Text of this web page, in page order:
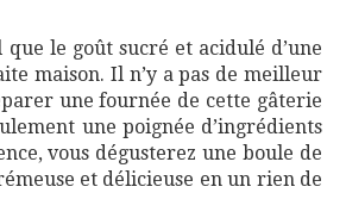
le goût sucré et acidulé d’une
maison. Il n’y a pas de meilleur
une fournée de cette gâterie
une poignée d’ingrédients
vous dégusterez une boule de
et délicieuse en un rien de